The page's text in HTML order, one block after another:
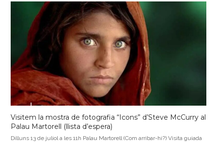
Visitem la mostra de fotografia “Icons” d’Steve McCurry al
Palau Martorell (llista d’espera)
Dilluns 13 de juliol a les 11h Palau Martorell (Com arribar-hi?) Visita guiada